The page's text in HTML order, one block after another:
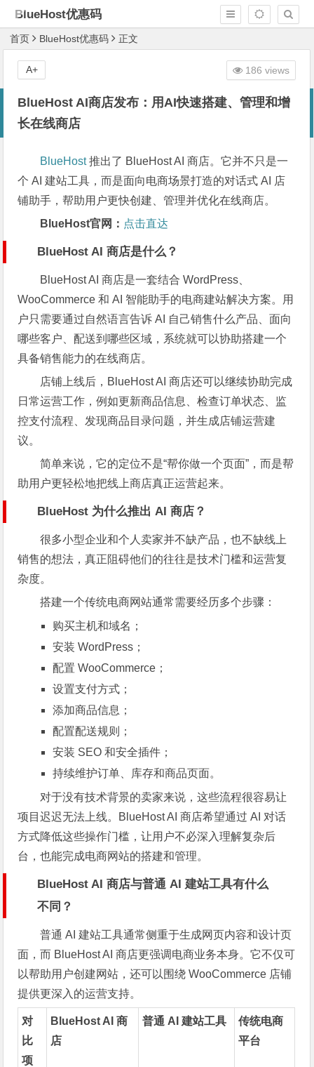
BlueHost优惠码
首页 BlueHost优惠码 正文
BlueHost AI商店发布：用AI快速搭建、管理和增
长在线商店
BlueHost推出了 BlueHost AI 商店。它并不只是一
个 AI 建站工具，而是面向电商场景打造的对话式 AI 店
铺助手，帮助用户更快创建、管理并优化在线商店。
BlueHost官网： 点击直达
BlueHost AI 商店是什么？
BlueHost AI 商店是一套结合 WordPress、
WooCommerce 和 AI 智能助手的电商建站解决方案。用
户只需要通过自然语言告诉 AI 自己销售什么产品、面向
哪些客户、配送到哪些区域，系统就可以协助搭建一个
具备销售能力的在线商店。
店铺上线后，BlueHost AI 商店还可以继续协助完成
日常运营工作，例如更新商品信息、检查订单状态、监
控支付流程、发现商品目录问题，并生成店铺运营建
议。
简单来说，它的定位不是“帮你做一个页面”，而是帮
助用户更轻松地把线上商店真正运营起来。
BlueHost 为什么推出 AI 商店？
很多小型企业和个人卖家并不缺产品，也不缺线上
销售的想法，真正阻碍他们的往往是技术门槛和运营复
杂度。
搭建一个传统电商网站通常需要经历多个步骤：
购买主机和域名；
安装 WordPress；
配置 WooCommerce；
设置支付方式；
添加商品信息；
配置配送规则；
安装 SEO 和安全插件；
持续维护订单、库存和商品页面。
对于没有技术背景的卖家来说，这些流程很容易让
项目迟迟无法上线。BlueHost AI 商店希望通过 AI 对话
方式降低这些操作门槛，让用户不必深入理解复杂后
台，也能完成电商网站的搭建和管理。
BlueHost AI 商店与普通 AI 建站工具有什么
不同？
普通 AI 建站工具通常侧重于生成网页内容和设计页
面，而 BlueHost AI 商店更强调电商业务本身。它不仅可
以帮助用户创建网站，还可以围绕 WooCommerce 店铺
提供更深入的运营支持。
对
比
项
BlueHost AI 商
店
普通 AI 建站工具
传统电商
平台
186 views
A+